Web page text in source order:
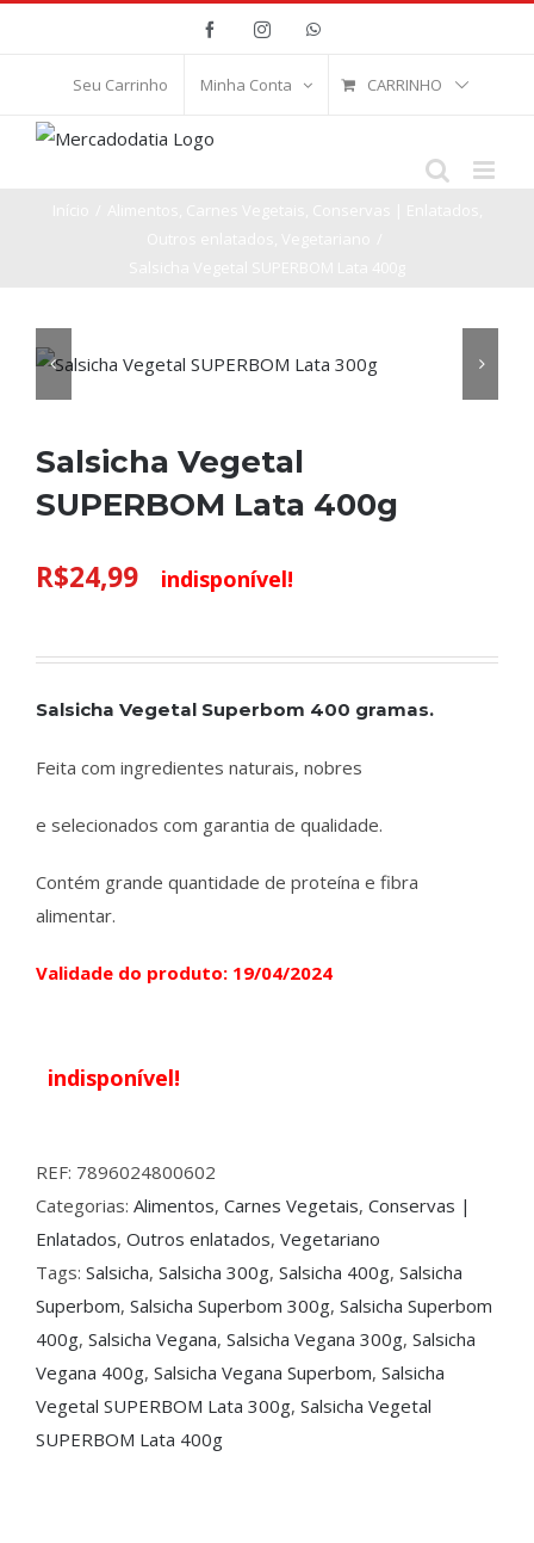
conteúdo
FacebookInstagramWhatsApp
Seu Carrinho Minha Conta CARRINHO
 
Salsicha Vegetal
SUPERBOM Lata 400g
R$24,99 indisponível!
Salsicha Vegetal Superbom 400 gramas.
Feita com ingredientes naturais, nobres
e selecionados com garantia de qualidade.
Contém grande quantidade de proteína e fibra
alimentar.
Validade do produto: 19/04/2024
indisponível!
REF: 7896024800602
Categorias: Alimentos, Carnes Vegetais, Conservas |
Enlatados, Outros enlatados, Vegetariano
Tags: Salsicha, Salsicha 300g, Salsicha 400g, Salsicha
Superbom, Salsicha Superbom 300g, Salsicha Superbom
400g, Salsicha Vegana, Salsicha Vegana 300g, Salsicha
Vegana 400g, Salsicha Vegana Superbom, Salsicha
Vegetal SUPERBOM Lata 300g, Salsicha Vegetal
SUPERBOM Lata 400g